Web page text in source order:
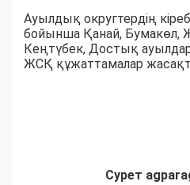
Ауылдық округтердің
бойынша Қанай, Бумакөл,
Кеңтүбек, Достық
ЖСҚ құжаттамалар
Сурет